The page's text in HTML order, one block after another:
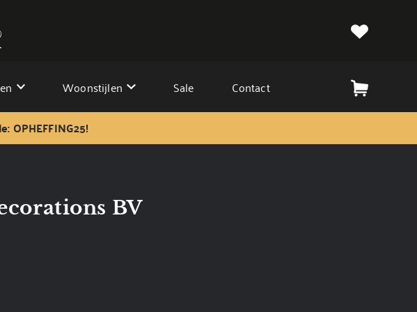
Woonstijlen Sale Contact
OPHEFFING25!
BV